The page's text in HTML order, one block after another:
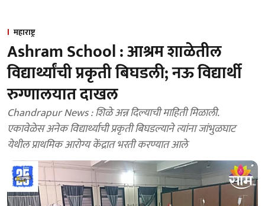
महाराष्ट्र
Ashram School : आश्रम शाळेतील
विद्यार्थ्यांची प्रकृती बिघडली; नऊ विद्यार्थी
रुग्णालयात दाखल
Chandrapur News : शिळे अन्न दिल्याची माहिती मिळाली.
एकावेळेस अनेक विद्यार्थ्याची प्रकृती बिघडल्याने त्यांना जांभुळघाट
येथील प्राथमिक आरोग्य केंद्रात भरती करण्यात आले